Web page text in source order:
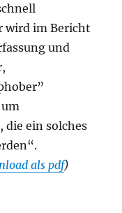
wird im Bericht
und
die ein solches
als pdf)